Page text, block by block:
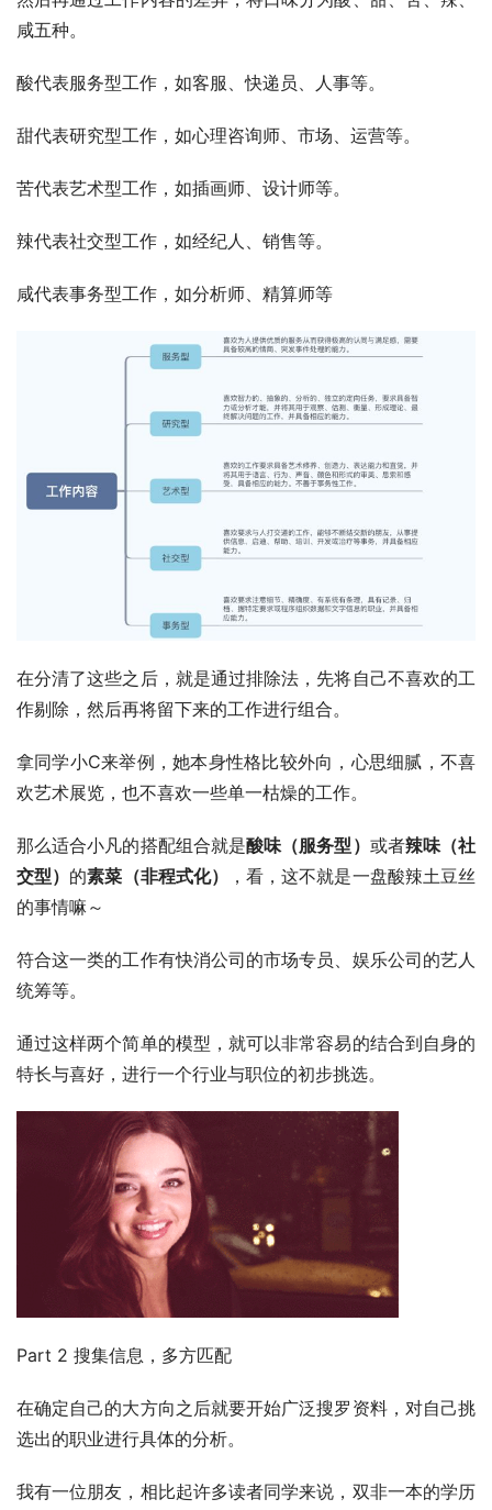
咸五种。
酸代表服务型工作，如客服、快递员、人事等。
甜代表研究型工作，如心理咨询师、市场、运营等。
苦代表艺术型工作，如插画师、设计师等。
辣代表社交型工作，如经纪人、销售等。
咸代表事务型工作，如分析师、精算师等
在分清了这些之后，就是通过排除法，先将自己不喜欢的工
作剔除，然后再将留下来的工作进行组合。
拿同学小C来举例，她本身性格比较外向，心思细腻，不喜
欢艺术展览，也不喜欢一些单一枯燥的工作。
那么适合小凡的搭配组合就是酸味（服务型） 或者辣味（社
交型） 的素菜（非程式化）
，看，这不就是一盘酸辣土豆丝
的事情嘛～
符合这一类的工作有快消公司的市场专员、娱乐公司的艺人
统筹等。
通过这样两个简单的模型，就可以非常容易的结合到自身的
特长与喜好，进行一个行业与职位的初步挑选。
Part 2 搜集信息，多方匹配
在确定自己的大方向之后就要开始广泛搜罗资料，对自己挑
选出的职业进行具体的分析。
我有一位朋友，相比起许多读者同学来说，双非一本的学历